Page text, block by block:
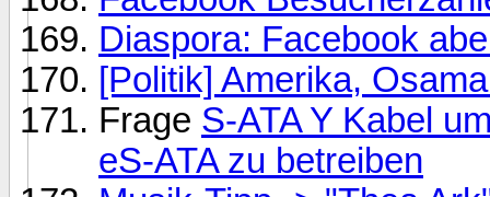
Diaspora: Facebook
[Politik] Amerika,
Frage S-ATA Y Kabel
eS-ATA zu betreiben